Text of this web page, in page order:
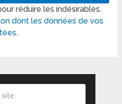
réduire les indésirables.
dont les données de vos
.